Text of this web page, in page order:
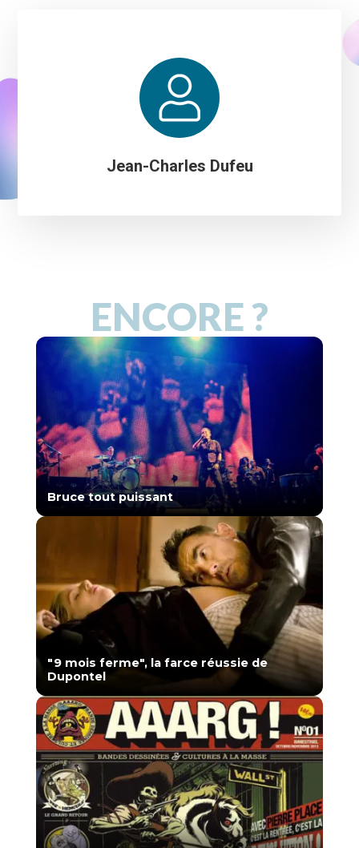
Jean-Charles Dufeu
ENCORE ?
Bruce tout puissant
"9 mois ferme", la farce réussie de
Dupontel